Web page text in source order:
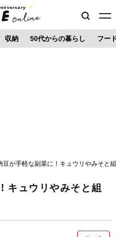
収納 50代からの暮らし フー
豆が手軽な副菜に！キュウリやみそと
キュウリやみそと組